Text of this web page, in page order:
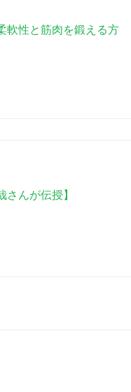
軟性と筋肉を鍛える方
んが伝授】